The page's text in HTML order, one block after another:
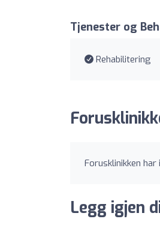
Tjenester og
Rehabilitering
Forusklinikken
Legg igjen